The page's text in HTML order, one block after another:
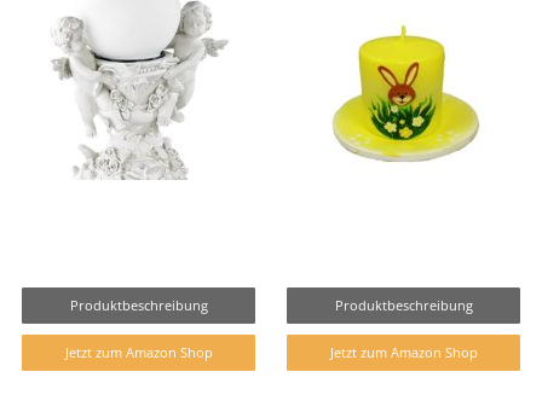
Produktbeschreibung
Jetzt zum Amazon Shop
Produktbeschreibung
Jetzt zum Amazon Shop